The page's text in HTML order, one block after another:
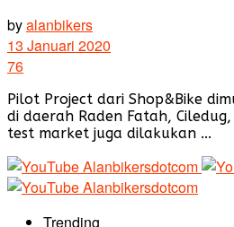
byalanbikers
13 Januari 2020
76
Pilot Project dari Shop&Bike
di daerah Raden Fatah,
test market juga dilakukan ...
Trending